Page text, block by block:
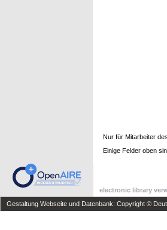
Nur für Mitarbeiter
Einige Felder oben
electronic library
Gestaltung Webseite und Datenbank: Copyright ©